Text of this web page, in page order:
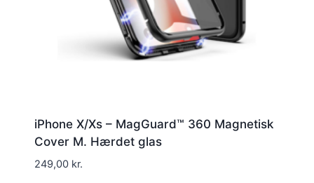
iPhone X/Xs – MagGuard™ 360 Magnetisk
Cover M. Hærdet glas
249,00 kr.